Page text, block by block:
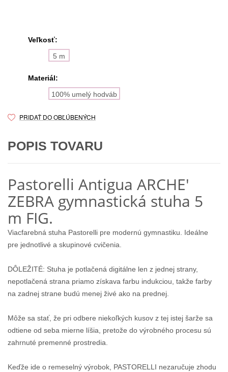
Veľkosť:
5 m
Materiál:
100% umelý hodváb
PRIDAŤ DO OBĽÚBENÝCH
POPIS TOVARU
Pastorelli Antigua ARCHE'
ZEBRA gymnastická stuha 5
m FIG.
Viacfarebná stuha Pastorelli pre modernú gymnastiku. Ideálne
pre jednotlivé a skupinové cvičenia.
DÔLEŽITÉ: Stuha je potlačená digitálne len z jednej strany,
nepotlačená strana priamo získava farbu indukciou, takže farby
na zadnej strane budú menej živé ako na prednej.
Môže sa stať, že pri odbere niekoľkých kusov z tej istej šarže sa
odtiene od seba mierne líšia, pretože do výrobného procesu sú
zahrnuté premenné prostredia.
Keďže ide o remeselný výrobok, PASTORELLI nezaručuje zhodu